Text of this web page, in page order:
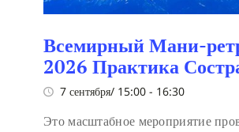
Всемирный Мани-
2026 Практика
7 сентября/ 15:00 - 16:30
Это масштабное мероприятие